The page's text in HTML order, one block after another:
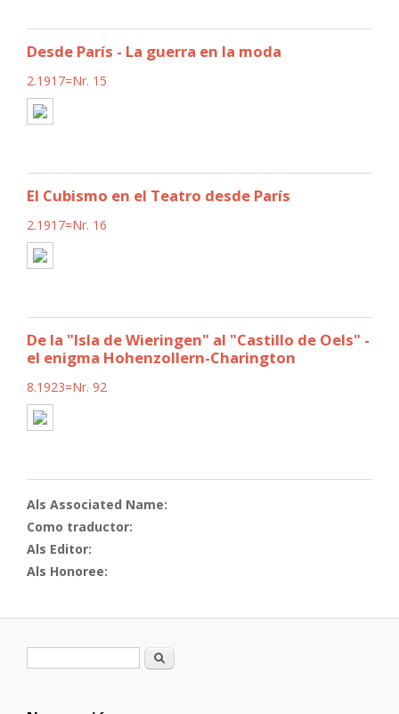
Desde París - La guerra en la moda
2.1917=Nr. 15
El Cubismo en el Teatro desde París
2.1917=Nr. 16
De la "Isla de Wieringen" al "Castillo de Oels" -
el enigma Hohenzollern-Charington
8.1923=Nr. 92
Als Associated Name:
Como traductor:
Als Editor:
Als Honoree:
Formulario de búsqueda
Buscar